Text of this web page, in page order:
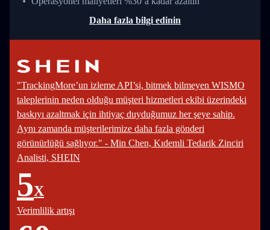
Daha fazla bilgi edinin
"TrackingMore’un izleme API’si, bitmek bilmeyen WISMO
taleplerinin neden olduğu müşteri hizmetleri ekibi üzerindeki
baskıyı azaltmak için ihtiyaç duyduğumuz her şeye sahip.
Aynı zamanda müşterilerimize daha fazla gönderi
görünürlüğü sağlıyor." - Min Chen, Kıdemli Tedarik Zinciri
Analisti, SHEIN
5X
Verimlilik artışı